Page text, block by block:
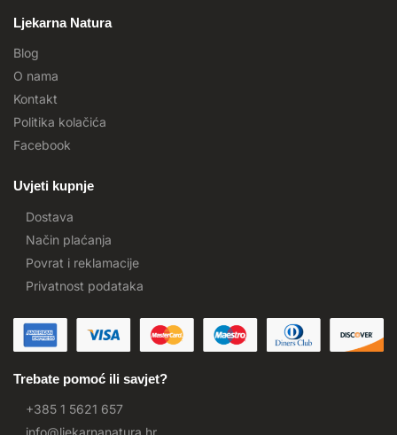
Ljekarna Natura
Blog
O nama
Kontakt
Politika kolačića
Facebook
Uvjeti kupnje
Dostava
Način plaćanja
Povrat i reklamacije
Privatnost podataka
Trebate pomoć ili savjet?
+385 1 5621 657
info@ljekarnanatura.hr